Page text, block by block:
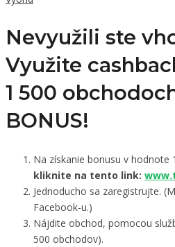
Nevyužili ste
Využite
1 500
BONUS!
Na získanie bonusu v hodnote
kliknite na tento link:
Jednoducho sa zaregistrujte.
Facebook-u.)
Nájdite obchod, pomocou
500 obchodov).